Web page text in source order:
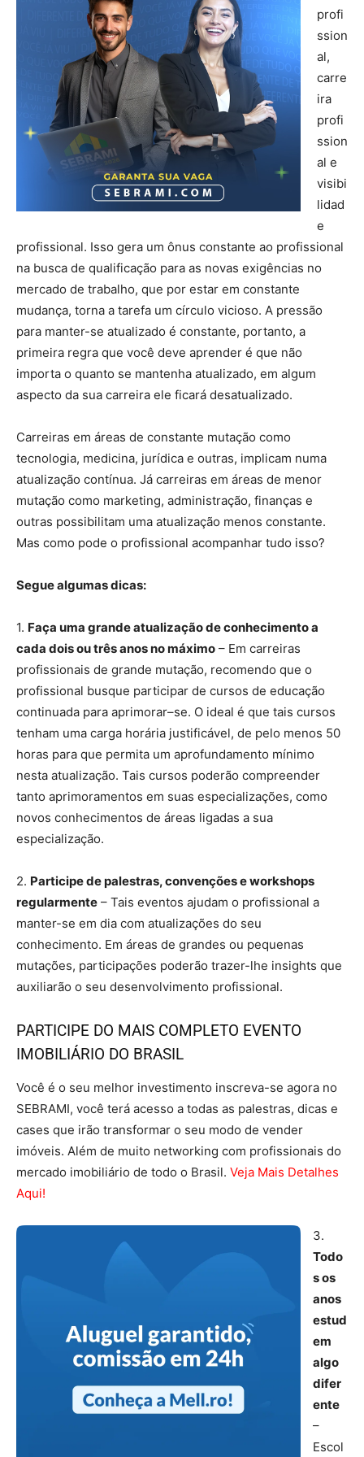
profi
ssion
al,
carre
ira
profi
ssion
al e
visibi
lidad
e
profissional. Isso gera um ônus constante ao profissional
na busca de qualificação para as novas exigências no
mercado de trabalho, que por estar em constante
mudança, torna a tarefa um círculo vicioso. A pressão
para manter-se atualizado é constante, portanto, a
primeira regra que você deve aprender é que não
importa o quanto se mantenha atualizado, em algum
aspecto da sua carreira ele ficará desatualizado.
Carreiras em áreas de constante mutação como
tecnologia, medicina, jurídica e outras, implicam numa
atualização contínua. Já carreiras em áreas de menor
mutação como marketing, administração, finanças e
outras possibilitam uma atualização menos constante.
Mas como pode o profissional acompanhar tudo isso?
Segue algumas dicas:
1. Faça uma grande atualização de conhecimento a
cada dois ou três anos no máximo – Em carreiras
profissionais de grande mutação, recomendo que o
profissional busque participar de cursos de educação
continuada para aprimorar–se. O ideal é que tais cursos
tenham uma carga horária justificável, de pelo menos 50
horas para que permita um aprofundamento mínimo
nesta atualização. Tais cursos poderão compreender
tanto aprimoramentos em suas especializações, como
novos conhecimentos de áreas ligadas a sua
especialização.
2. Participe de palestras, convenções e workshops
regularmente – Tais eventos ajudam o profissional a
manter-se em dia com atualizações do seu
conhecimento. Em áreas de grandes ou pequenas
mutações, participações poderão trazer-lhe insights que
auxiliarão o seu desenvolvimento profissional.
PARTICIPE DO MAIS COMPLETO EVENTO
IMOBILIÁRIO DO BRASIL
Você é o seu melhor investimento inscreva-se agora no
SEBRAMI, você terá acesso a todas as palestras, dicas e
cases que irão transformar o seu modo de vender
imóveis. Além de muito networking com profissionais do
mercado imobiliário de todo o Brasil. Veja Mais Detalhes
Aqui!
3.
Todo
s os
anos
estud
em
algo
difer
ente
–
Escol